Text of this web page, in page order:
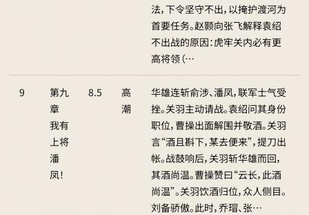
法，下令坚守不出，以掩护渡河为
首要任务。赵颢向张飞解释袁绍
不出战的原因：虎牢关内必有更
高将领（…
9
第九
章
我有
上将
潘
凤！
8.5
高
潮
华雄连斩俞涉、潘凤，联军士气受
挫。关羽主动请战。袁绍问其身份
职位，曹操出面解围并敬酒。关羽
言“酒且斟下，某去便来”，提刀出
帐。战鼓响后，关羽斩华雄而回，
其酒尚温。曹操赞曰“云长，此酒
尚温”。关羽饮酒归位，众人侧目。
刘备骄傲。此时，乔瑁、张…